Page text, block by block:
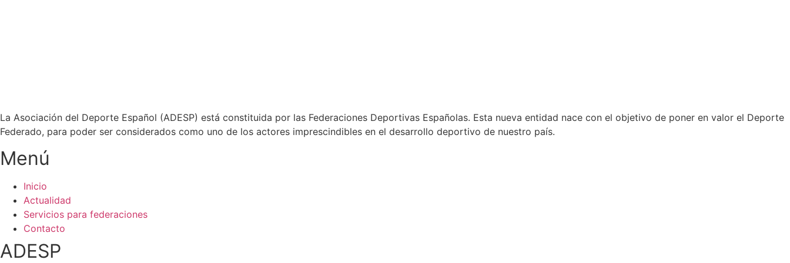
La Asociación del Deporte Español (ADESP) está constituida por las Federaciones Deportivas Españolas. Esta nueva entidad nace con el objetivo de poner en valor el Deporte
Federado, para poder ser considerados como uno de los actores imprescindibles en el desarrollo deportivo de nuestro país.
Menú
Inicio
Actualidad
Servicios para federaciones
Contacto
ADESP